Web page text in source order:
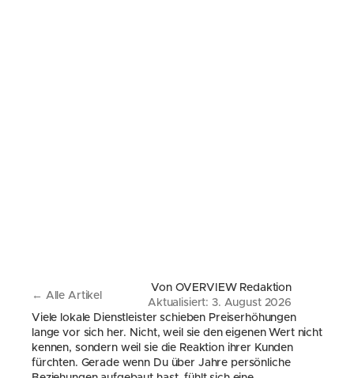
← Alle Artikel
Von OVERVIEW Redaktion
Aktualisiert: 3. August 2026
Viele lokale Dienstleister schieben Preiserhöhungen
lange vor sich her. Nicht, weil sie den eigenen Wert nicht
kennen, sondern weil sie die Reaktion ihrer Kunden
fürchten. Gerade wenn Du über Jahre persönliche